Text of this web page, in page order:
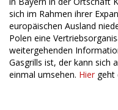
sich im Rahmen ihrer
europäischen Ausland
Polen eine
weitergehenden
Gasgrills ist, der kann sich
einmal umsehen. Hier geht